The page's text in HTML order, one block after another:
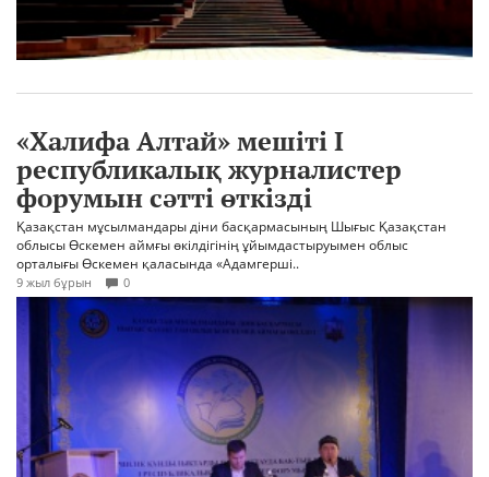
«Халифа Алтай» мешіті I
республикалық журналистер
форумын сәтті өткізді
Қазақстан мұсылмандары діни басқармасының Шығыс Қазақстан
облысы Өскемен аймғы өкілдігінің ұйымдастыруымен облыс
орталығы Өскемен қаласында «Адамгерші..
9 жыл бұрын 0